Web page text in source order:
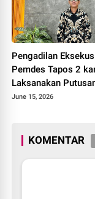
Pengadilan
Pemdes Tapos 2
Laksanakan
Informasi
June 15, 2026
KOMENTAR